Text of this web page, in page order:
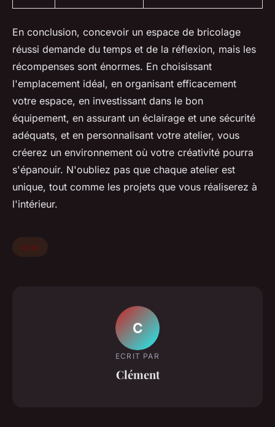
En conclusion, concevoir un espace de bricolage
réussi demande du temps et de la réflexion, mais les
récompenses sont énormes. En choisissant
l'emplacement idéal, en organisant efficacement
votre espace, en investissant dans le bon
équipement, en assurant un éclairage et une sécurité
adéquats, et en personnalisant votre atelier, vous
créerez un environnement où votre créativité pourra
s'épanouir. N'oubliez pas que chaque atelier est
unique, tout comme les projets que vous réaliserez à
l'intérieur.
Actu
C
ECRIT PAR
Clément